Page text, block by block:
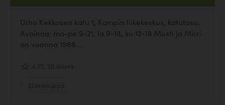
Urho Kekkosen katu 1, Kampin liikekeskus, katutaso.
Avoinna: ma-pe 9-21, la 9-18, su 12-18 Musti ja Mirri
on vuonna 1988...